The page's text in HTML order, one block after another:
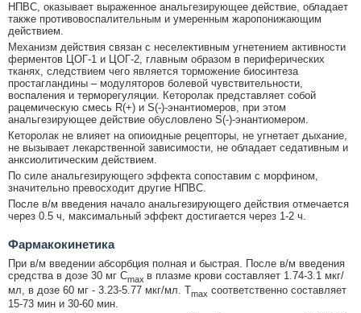
НПВС, оказывает выраженное анальгезирующее действие, обладает
также противовоспалительным и умеренным жаропонижающим
действием.
Механизм действия связан с неселективным угнетением активности
ферментов ЦОГ-1 и ЦОГ-2, главным образом в периферических
тканях, следствием чего является торможение биосинтеза
простагландины – модуляторов болевой чувствительности,
воспаления и терморегуляции. Кеторолак представляет собой
рацемическую смесь R(+) и S(-)-энантиомеров, при этом
анальгезирующее действие обусловлено S(-)-энантиомером.
Кеторолак не влияет на опиоидные рецепторы, не угнетает дыхание,
не вызывает лекарственной зависимости, не обладает седативным и
анксиолитическим действием.
По силе анальгезирующего эффекта сопоставим с морфином,
значительно превосходит другие НПВС.
После в/м введения начало анальгезирующего действия отмечается
через 0.5 ч, максимальный эффект достигается через 1-2 ч.
Фармакокинетика
При в/м введении абсорбция полная и быстрая. После в/м введения
средства в дозе 30 мг Cmax в плазме крови составляет 1.74-3.1 мкг/
мл, в дозе 60 мг - 3.23-5.77 мкг/мл. Тmax соответственно составляет
15-73 мин и 30-60 мин.